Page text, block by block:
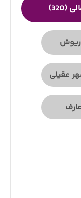
عقیلی